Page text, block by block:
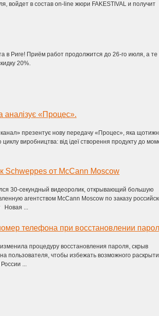
войдет в состав on-line жюри FAKESTIVAL и получит
в Риге! Приём работ продолжится до 26-го июля, а те
20%.
аналізує «Процес».
презентує нову передачу «Процес», яка
виробництва: від ідеї створення продукту до
Schweppes от McCann Moscow
30-секундный видеоролик, открывающий большую
агентством McCann Moscow по заказу
Новая ...
телефона при восстановлении
процедуру восстановления пароля, скрыв
пользователя, чтобы избежать возможного
...